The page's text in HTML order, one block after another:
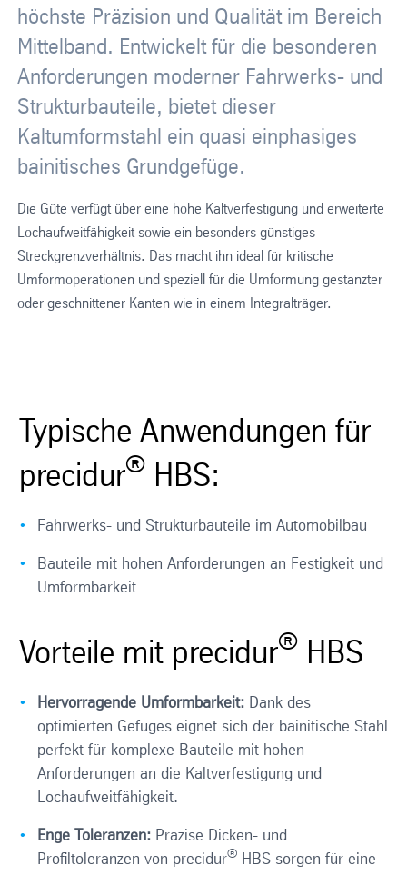
höchste Präzision und Qualität im Bereich
Mittelband. Entwickelt für die besonderen
Anforderungen moderner Fahrwerks- und
Strukturbauteile, bietet dieser
Kaltumformstahl ein quasi einphasiges
bainitisches Grundgefüge.
Die Güte verfügt über eine hohe Kaltverfestigung und erweiterte
Lochaufweitfähigkeit sowie ein besonders günstiges
Streckgrenzverhältnis. Das macht ihn ideal für kritische
Umformoperationen und speziell für die Umformung gestanzter
oder geschnittener Kanten wie in einem Integralträger.
Typische Anwendungen für
precidur® HBS:
Fahrwerks- und Strukturbauteile im Automobilbau
Bauteile mit hohen Anforderungen an Festigkeit und
Umformbarkeit
Vorteile mit precidur® HBS
Hervorragende Umformbarkeit: Dank des
optimierten Gefüges eignet sich der bainitische Stahl
perfekt für komplexe Bauteile mit hohen
Anforderungen an die Kaltverfestigung und
Lochaufweitfähigkeit.
Enge Toleranzen: Präzise Dicken- und
Profiltoleranzen von precidur®
HBS sorgen für eine